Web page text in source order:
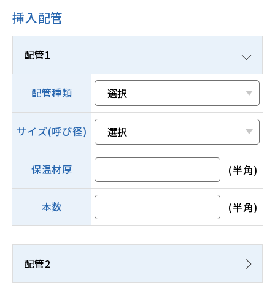
挿入配管
配管1
配管種類
サイズ(呼び径)
保温材厚 (半角)
本数 (半角)
配管2